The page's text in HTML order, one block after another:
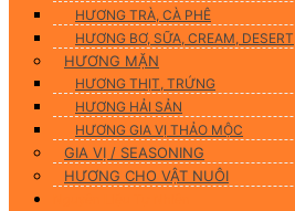
HƯƠNG TRÀ, CÀ PHÊ
HƯƠNG BƠ, SỮA, CREAM, DESERT
HƯƠNG MẶN
HƯƠNG THỊT, TRỨNG
HƯƠNG HẢI SẢN
HƯƠNG GIA VỊ THẢO MỘC
GIA VỊ / SEASONING
HƯƠNG CHO VẬT NUÔI